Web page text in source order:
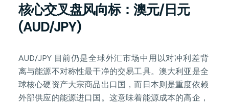
核心交叉盘风向标：澳元/日元
(AUD/JPY)
AUD/JPY 目前仍是全球外汇市场中用以对冲利差背
离与能源不对称性最干净的交易工具。澳大利亚是全
球核心硬资产大宗商品出口国，而日本则是重度依赖
外部供应的能源进口国。这意味着能源成本的高企，